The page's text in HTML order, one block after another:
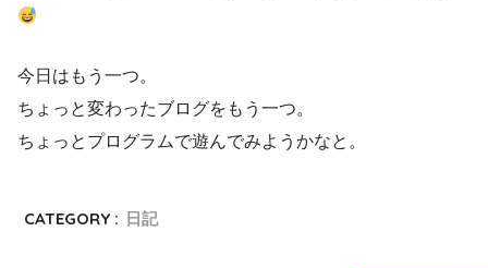
今日はもう一つ。
ちょっと変わったブログをもう一つ。
ちょっとプログラムで遊んでみようかなと。
CATEGORY : 日記